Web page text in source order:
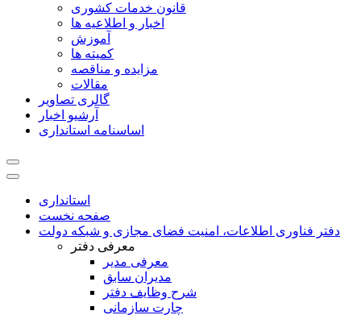
قانون خدمات کشوری
اخبار و اطلاعیه ها
آموزش
کمیته ها
مزایده و مناقصه
مقالات
گالری تصاویر
آرشیو اخبار
اساسنامه استانداری
استانداری
صفحه نخست
دفتر فناوری اطلاعات، امنیت فضای مجازی و شبکه دولت
معرفی دفتر
معرفی مدیر
مدیران سابق
شرح وظایف دفتر
چارت سازمانی